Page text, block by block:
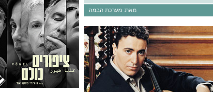
מאת: מערכת הבמה